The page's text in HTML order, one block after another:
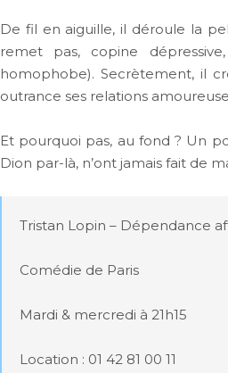
De fil en aiguille, il déroule la
remet pas, copine
homophobe). Secrètement, il
outrance ses relations
Et pourquoi pas, au fond ? Un
Dion par-là, n’ont jamais fait de
Tristan Lopin – Dépendance
Comédie de Paris
Mardi & mercredi à 21h15
Location : 01 42 81 00 11